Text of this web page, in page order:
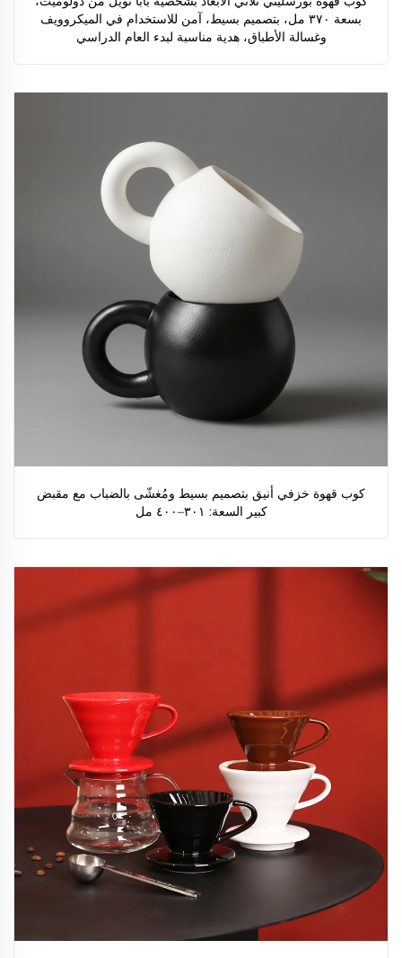
بسعة ٣٧٠ مل، بتصميم بسيط، آمن للاستخدام في الميكروويف
وغسالة الأطباق، هدية مناسبة لبدء العام الدراسي
كوب قهوة خزفي أنيق بتصميم بسيط ومُغشّى بالضباب مع مقبض
كبير السعة: ٣٠١–٤٠٠ مل